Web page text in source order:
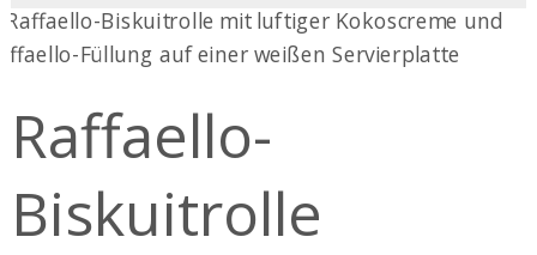
Raffaello-
Biskuitrolle
Raffaello-
Biskuitrolle